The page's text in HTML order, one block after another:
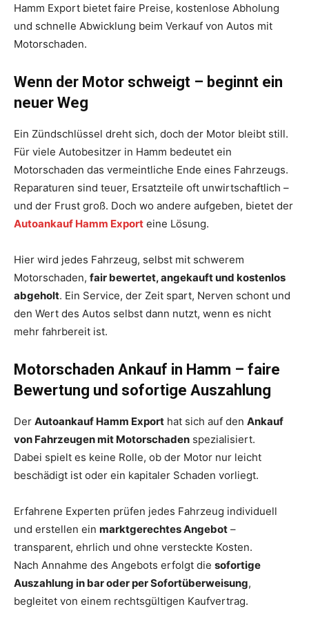
Hamm Export bietet faire Preise, kostenlose Abholung
und schnelle Abwicklung beim Verkauf von Autos mit
Motorschaden.
Wenn der Motor schweigt – beginnt ein
neuer Weg
Ein Zündschlüssel dreht sich, doch der Motor bleibt still.
Für viele Autobesitzer in Hamm bedeutet ein
Motorschaden das vermeintliche Ende eines Fahrzeugs.
Reparaturen sind teuer, Ersatzteile oft unwirtschaftlich –
und der Frust groß. Doch wo andere aufgeben, bietet der
Autoankauf Hamm Export eine Lösung.
Hier wird jedes Fahrzeug, selbst mit schwerem
Motorschaden, fair bewertet, angekauft und kostenlos
abgeholt. Ein Service, der Zeit spart, Nerven schont und
den Wert des Autos selbst dann nutzt, wenn es nicht
mehr fahrbereit ist.
Motorschaden Ankauf in Hamm – faire
Bewertung und sofortige Auszahlung
Der Autoankauf Hamm Export hat sich auf den Ankauf
von Fahrzeugen mit Motorschaden spezialisiert.
Dabei spielt es keine Rolle, ob der Motor nur leicht
beschädigt ist oder ein kapitaler Schaden vorliegt.
Erfahrene Experten prüfen jedes Fahrzeug individuell
und erstellen ein marktgerechtes Angebot –
transparent, ehrlich und ohne versteckte Kosten.
Nach Annahme des Angebots erfolgt die sofortige
Auszahlung in bar oder per Sofortüberweisung,
begleitet von einem rechtsgültigen Kaufvertrag.